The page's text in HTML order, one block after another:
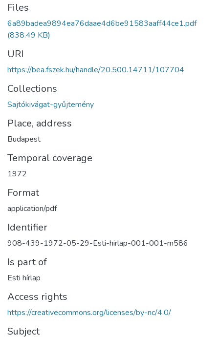
Files
6a89badea9894ea76daae4d6be91583aaff44ce1.pdf
(838.49 KB)
URI
https://bea.fszek.hu/handle/20.500.14711/107704
Collections
Sajtókivágat-gyűjtemény
Place, address
Budapest
Temporal coverage
1972
Format
application/pdf
Identifier
908-439-1972-05-29-Esti-hirlap-001-001-m586
Is part of
Esti hírlap
Access rights
https://creativecommons.org/licenses/by-nc/4.0/
Subject